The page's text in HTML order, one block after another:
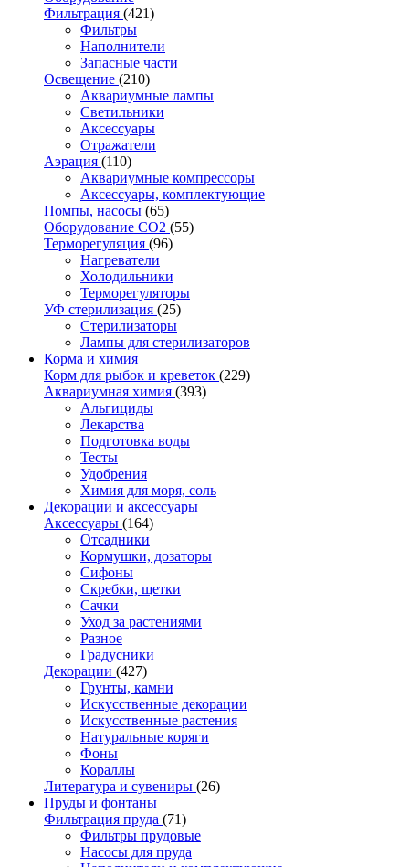
Фильтрация (421)
Фильтры
Наполнители
Запасные части
Освещение (210)
Аквариумные лампы
Светильники
Аксессуары
Отражатели
Аэрация (110)
Аквариумные компрессоры
Аксессуары, комплектующие
Помпы, насосы (65)
Оборудование CO2 (55)
Терморегуляция (96)
Нагреватели
Холодильники
Терморегуляторы
УФ стерилизация (25)
Стерилизаторы
Лампы для стерилизаторов
Корма и химия
Корм для рыбок и креветок (229)
Аквариумная химия (393)
Альгициды
Лекарства
Подготовка воды
Тесты
Удобрения
Химия для моря, соль
Декорации и аксессуары
Аксессуары (164)
Отсадники
Кормушки, дозаторы
Сифоны
Скребки, щетки
Сачки
Уход за растениями
Разное
Градусники
Декорации (427)
Грунты, камни
Искусственные декорации
Искусственные растения
Натуральные коряги
Фоны
Кораллы
Литература и сувениры (26)
Пруды и фонтаны
Фильтрация пруда (71)
Фильтры прудовые
Насосы для пруда